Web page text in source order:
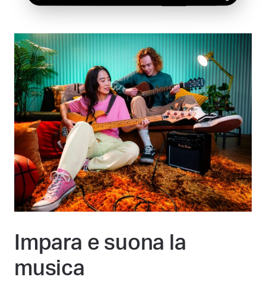
Impara e suona la
musica